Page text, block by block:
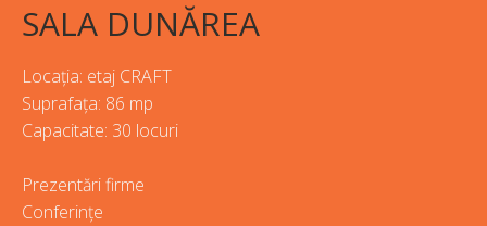
SALA DUNĂREA
Locația: etaj CRAFT
Suprafața: 86 mp
Capacitate: 30 locuri
Prezentări firme
Conferințe